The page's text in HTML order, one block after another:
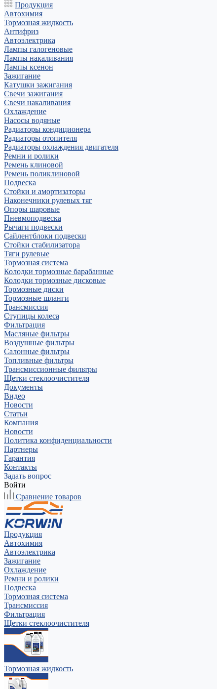
Продукция
Автохимия
Тормозная жидкость
Антифриз
Автоэлектрика
Лампы галогеновые
Лампы накаливания
Лампы ксенон
Зажигание
Катушки зажигания
Свечи зажигания
Свечи накаливания
Охлаждение
Насосы водяные
Радиаторы кондиционера
Радиаторы отопителя
Радиаторы охлаждения двигателя
Ремни и ролики
Ремень клиновой
Ремень поликлиновой
Подвеска
Стойки и амортизаторы
Наконечники рулевых тяг
Опоры шаровые
Пневмоподвеска
Рычаги подвески
Сайлентблоки подвески
Стойки стабилизатора
Тяги рулевые
Тормозная система
Колодки тормозные барабанные
Колодки тормозные дисковые
Тормозные диски
Тормозные шланги
Трансмиссия
Ступицы колеса
Фильтрация
Масляные фильтры
Воздушные фильтры
Салонные фильтры
Топливные фильтры
Трансмиссионные фильтры
Щетки стеклоочистителя
Документы
Видео
Новости
Статьи
Компания
Новости
Политика конфиденциальности
Партнеры
Гарантия
Контакты
Задать вопрос
Войти
Сравнение товаров
Продукция
Автохимия
Автоэлектрика
Зажигание
Охлаждение
Ремни и ролики
Подвеска
Тормозная система
Трансмиссия
Фильтрация
Щетки стеклоочистителя
Тормозная жидкость